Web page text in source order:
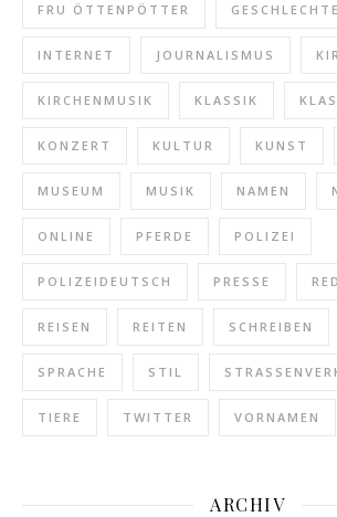
FRU ÖTTENPÖTTER
INTERNET JOURNALISMUS
KIRCHENMUSIK KLASSIK
KONZERT KULTUR KUNST
MUSEUM MUSIK NAMEN
ONLINE PFERDE POLIZEI
POLIZEIDEUTSCH PRESSE
REISEN REITEN SCHREIBEN
SPRACHE STIL
TIERE TWITTER VORNAMEN
ARCHIV